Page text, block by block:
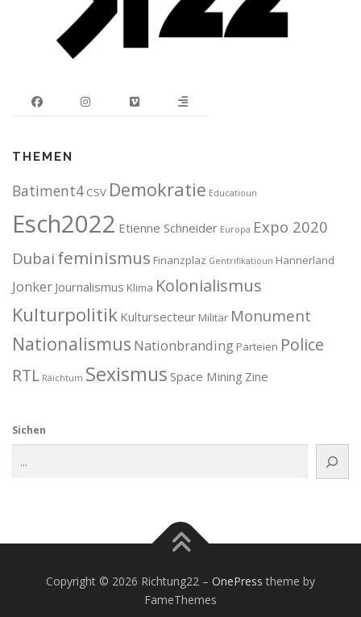
THEMEN
Batiment4 CSV Demokratie Educatioun
Esch2022 Etienne Schneider Europa Expo 2020
Dubai feminismus Finanzplaz Gentrifikatioun Hannerland
Jonker Journalismus Klima Kolonialismus
Kulturpolitik Kultursecteur Militär Monument
Nationalismus Nationbranding Parteien Police
RTL Räichtum Sexismus Space Mining Zine
Sichen
Copyright © 2026 Richtung22 – OnePress theme by
FameThemes